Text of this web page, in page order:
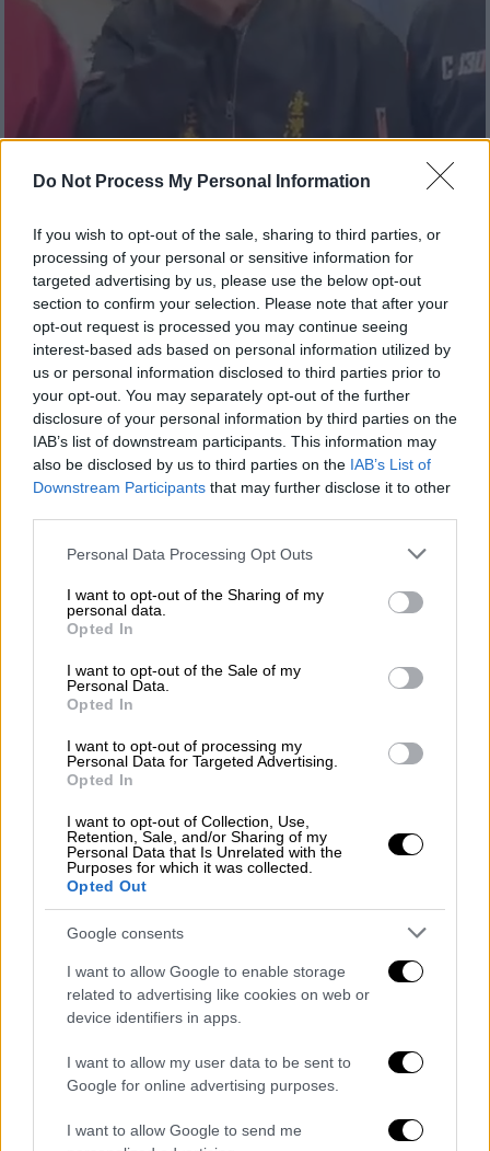
Do Not Process My Personal Information
If you wish to opt-out of the sale, sharing to third parties, or
processing of your personal or sensitive information for
targeted advertising by us, please use the below opt-out
section to confirm your selection. Please note that after your
opt-out request is processed you may continue seeing
interest-based ads based on personal information utilized by
us or personal information disclosed to third parties prior to
your opt-out. You may separately opt-out of the further
disclosure of your personal information by third parties on the
IAB’s list of downstream participants. This information may
also be disclosed by us to third parties on the IAB’s List of
Downstream Participants that may further disclose it to other
Please note that this website/app uses one or more Google
not limited to your visit or usage behaviour. You may click to
grant or deny consent to Google and its third-party tags to
use your data for below specified purposes in below Google
consent section.
Personal Data Processing Opt Outs
I want to opt-out of the Sharing of my
personal data.
Opted In
I want to opt-out of the Sale of my
Personal Data.
Opted In
I want to opt-out of processing my
Personal Data for Targeted Advertising.
Opted In
I want to opt-out of Collection, Use,
Retention, Sale, and/or Sharing of my
Personal Data that Is Unrelated with the
Purposes for which it was collected.
Opted Out
Google consents
I want to allow Google to enable storage
related to advertising like cookies on web or
device identifiers in apps.
I want to allow my user data to be sent to
Google for online advertising purposes.
I want to allow Google to send me
Viral| 18.02.2026 23:28
με εμετό τον πρόεδρο του κράτους - Τι
συνέβη
Τα «απρόοπτα της μάγισσας Φρικαντέλα»
στην ταϊβανέζικη εκδοχή τους
Κόσμος 27.12.2025 17:51
Σεισμός 7 ρίχτερ στην Ταϊβάν -
Κουνήθηκε η Ταϊπέι
Η Ταϊβάν βρίσκεται κοντά στην ένωση δύο
τεκτονικών πλακών και είναι επιρρεπής σε
σεισμούς